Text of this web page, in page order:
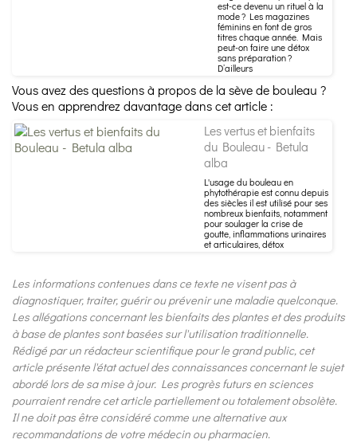
est-ce devenu un rituel à la
mode ? Les magazines
féminins en font de gros
titres chaque année. Mais
peut-on faire une détox
sans préparation ?
D’ailleurs
Vous avez des questions à propos de la sève de bouleau ?
Vous en apprendrez davantage dans cet article :
Les vertus et bienfaits
du Bouleau - Betula
alba
L'usage du bouleau en
phytothérapie est connu depuis
des siècles il est utilisé pour ses
nombreux bienfaits, notamment
pour soulager la crise de
goutte, inflammations urinaires
et articulaires, détox
Les informations contenues dans ce texte ne visent pas à
diagnostiquer, traiter, guérir ou prévenir une maladie quelconque.
Les allégations concernant les bienfaits des plantes et des produits
à base de plantes sont basées sur l'utilisation traditionnelle.
Rédigé par un rédacteur scientifique pour le grand public, cet
article présente l'état actuel des connaissances concernant le sujet
abordé lors de sa mise à jour. Les progrès futurs en sciences
pourraient rendre cet article partiellement ou totalement obsolète.
Il ne doit pas être considéré comme une alternative aux
recommandations de votre médecin ou pharmacien.